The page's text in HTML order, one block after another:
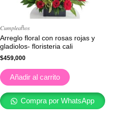
𝐶𝑢𝑚𝑝𝑙𝑒𝑎ñ𝑜𝑠
Arreglo floral con rosas rojas y
gladiolos- floristeria cali
$459,000
Añadir al carrito
Compra por WhatsApp